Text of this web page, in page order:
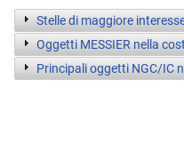
Stelle di maggiore
Oggetti MESSIER nella
Principali oggetti NGC/IC